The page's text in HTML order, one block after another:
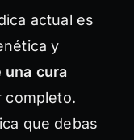
actual es
y
una cura
completo.
que debas